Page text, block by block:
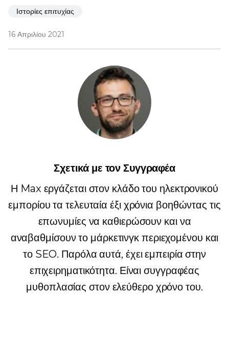
Ιστορίες επιτυχίας
16 Απριλίου 2021
Σχετικά με τον Συγγραφέα
Η Max εργάζεται στον κλάδο του ηλεκτρονικού
εμπορίου τα τελευταία έξι χρόνια βοηθώντας τις
επωνυμίες να καθιερώσουν και να
αναβαθμίσουν το μάρκετινγκ περιεχομένου και
το SEO. Παρόλα αυτά, έχει εμπειρία στην
επιχειρηματικότητα. Είναι συγγραφέας
μυθοπλασίας στον ελεύθερο χρόνο του.